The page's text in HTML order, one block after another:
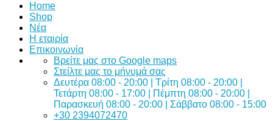
Home
Shop
Νέα
Η εταιρία
Επικοινωνία
Bρείτε μας στο Google maps
Στείλτε μας το μήνυμά σας
Δευτέρα 08:00 - 20:00 | Τρίτη 08:00 - 20:00 |
Τετάρτη 08:00 - 17:00 | Πέμπτη 08:00 - 20:00 |
Παρασκευή 08:00 - 20:00 | Σάββατο 08:00 - 15:00
+30 2394072470